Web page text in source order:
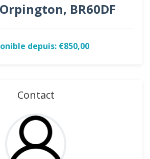
BR60DF
depuis: €850,00
Contact